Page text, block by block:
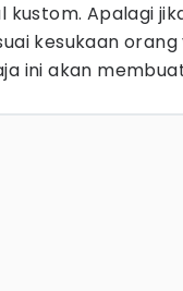
kustom. Apalagi
kesukaan
ini akan